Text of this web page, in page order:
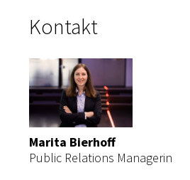
Kontakt
Marita Bierhoff
Public Relations Managerin